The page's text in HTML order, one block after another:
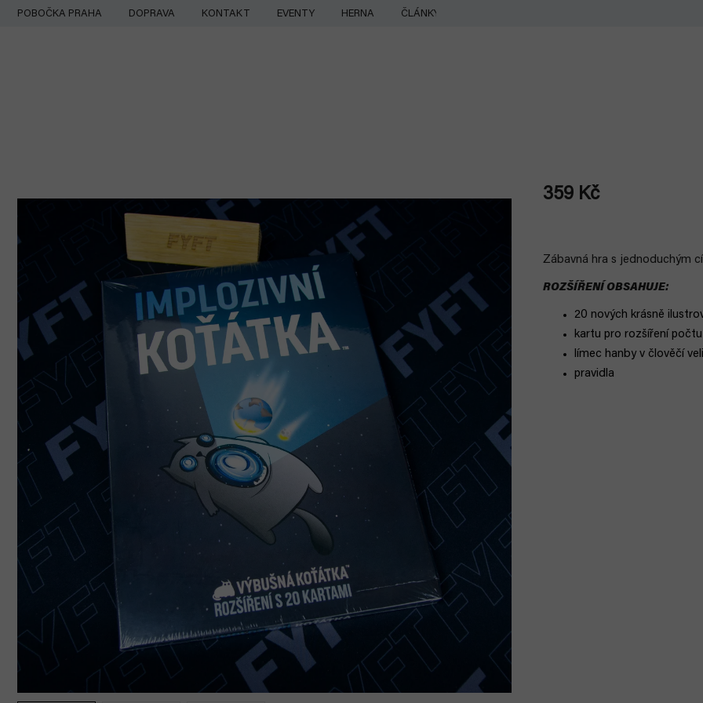
Přejít
POBOČKA PRAHA DOPRAVA KONTAKT EVENTY HERNA ČLÁNKY
359 Kč
Zábavná hra s jednoduchým
ROZŠÍŘENÍ OBSAHUJE:
20 nových krásně
kartu pro rozšíření
límec hanby v člověčí
pravidla